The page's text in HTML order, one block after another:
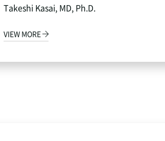
Takeshi Kasai, MD, Ph.D.
VIEW MORE